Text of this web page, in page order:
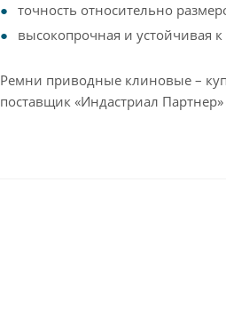
точность относительно
высокопрочная и устойчивая
Ремни приводные клиновые –
поставщик «Индастриал